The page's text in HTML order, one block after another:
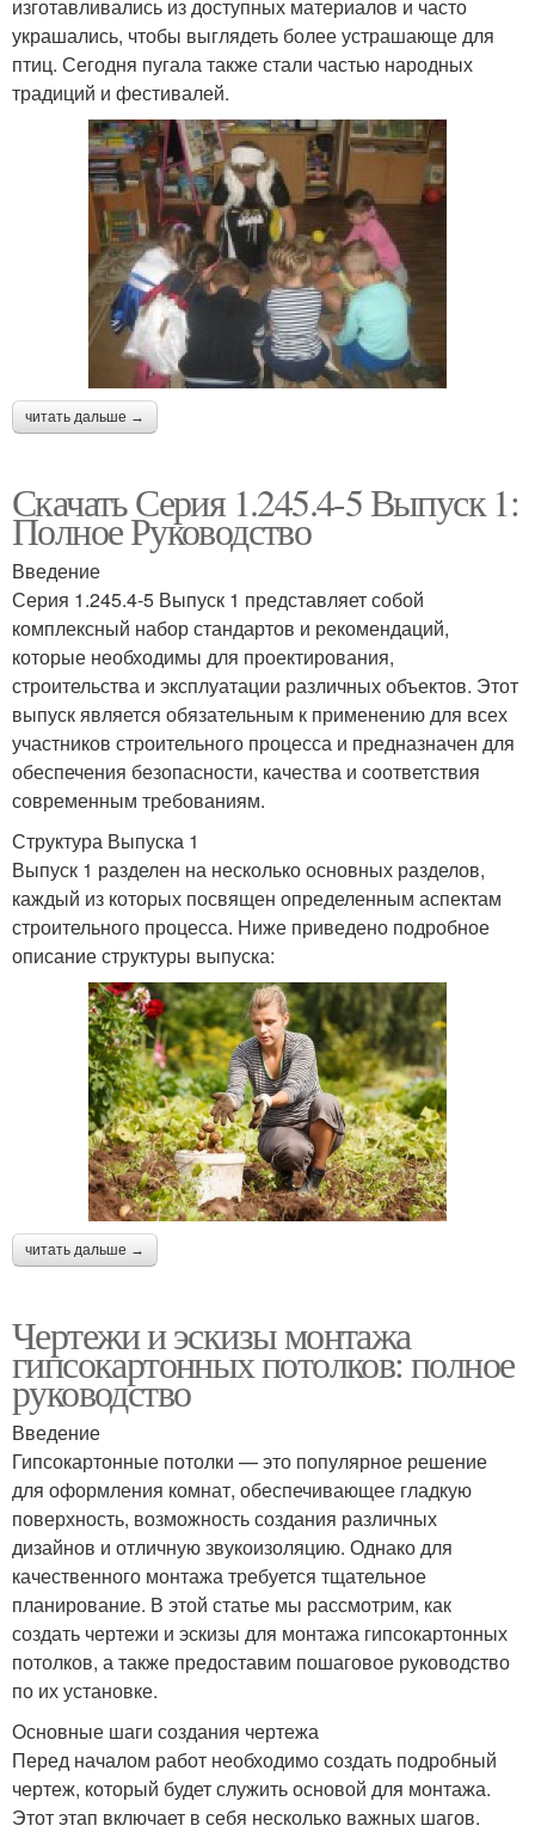
изготавливались из доступных материалов и часто
украшались, чтобы выглядеть более устрашающе для
птиц. Сегодня пугала также стали частью народных
традиций и фестивалей.
читать дальше →
Скачать Серия 1.245.4-5 Выпуск 1:
Полное Руководство
Введение
Серия 1.245.4-5 Выпуск 1 представляет собой
комплексный набор стандартов и рекомендаций,
которые необходимы для проектирования,
строительства и эксплуатации различных объектов. Этот
выпуск является обязательным к применению для всех
участников строительного процесса и предназначен для
обеспечения безопасности, качества и соответствия
современным требованиям.
Структура Выпуска 1
Выпуск 1 разделен на несколько основных разделов,
каждый из которых посвящен определенным аспектам
строительного процесса. Ниже приведено подробное
описание структуры выпуска:
читать дальше →
Чертежи и эскизы монтажа
гипсокартонных потолков: полное
руководство
Введение
Гипсокартонные потолки — это популярное решение
для оформления комнат, обеспечивающее гладкую
поверхность, возможность создания различных
дизайнов и отличную звукоизоляцию. Однако для
качественного монтажа требуется тщательное
планирование. В этой статье мы рассмотрим, как
создать чертежи и эскизы для монтажа гипсокартонных
потолков, а также предоставим пошаговое руководство
по их установке.
Основные шаги создания чертежа
Перед началом работ необходимо создать подробный
чертеж, который будет служить основой для монтажа.
Этот этап включает в себя несколько важных шагов.